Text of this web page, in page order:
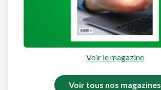
Voir le magazine
Voir tous nos magazines